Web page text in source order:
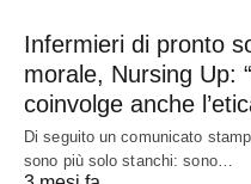
Infermieri di pronto
morale, Nursing Up:
coinvolge anche
Di seguito un comunicato
sono più solo stanchi: sono…